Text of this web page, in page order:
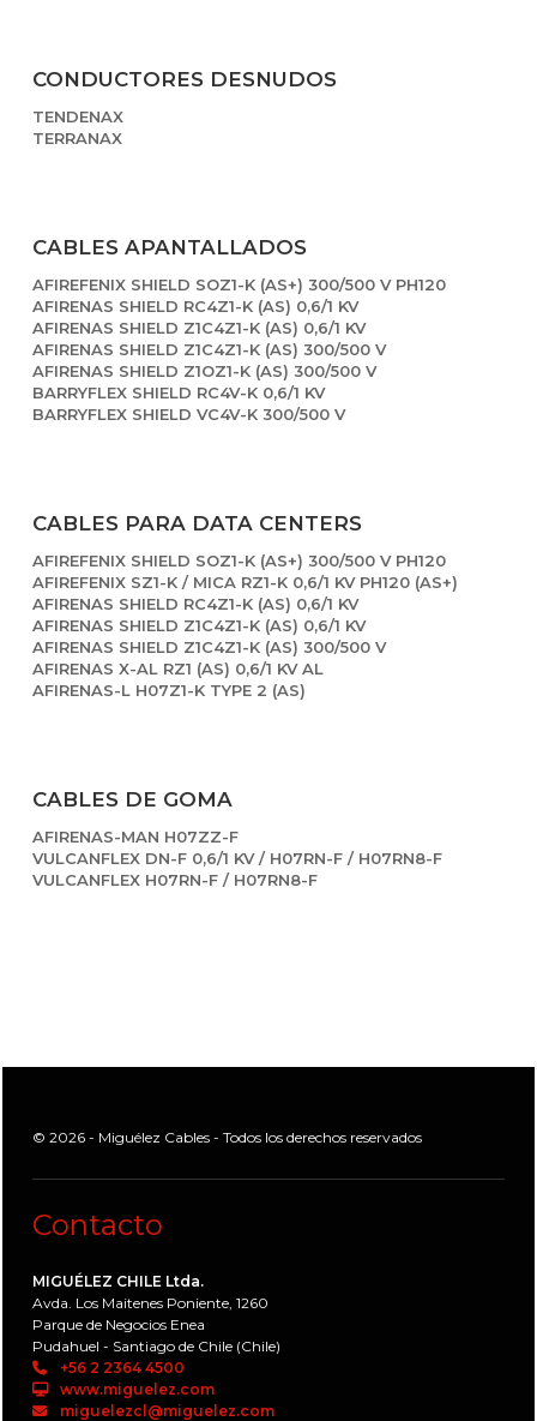
CONDUCTORES DESNUDOS
TENDENAX
TERRANAX
CABLES APANTALLADOS
AFIREFENIX SHIELD SOZ1-K (AS+) 300/500 V PH120
AFIRENAS SHIELD RC4Z1-K (AS) 0,6/1 KV
AFIRENAS SHIELD Z1C4Z1-K (AS) 0,6/1 KV
AFIRENAS SHIELD Z1C4Z1-K (AS) 300/500 V
AFIRENAS SHIELD Z1OZ1-K (AS) 300/500 V
BARRYFLEX SHIELD RC4V-K 0,6/1 KV
BARRYFLEX SHIELD VC4V-K 300/500 V
CABLES PARA DATA CENTERS
AFIREFENIX SHIELD SOZ1-K (AS+) 300/500 V PH120
AFIREFENIX SZ1-K / MICA RZ1-K 0,6/1 KV PH120 (AS+)
AFIRENAS SHIELD RC4Z1-K (AS) 0,6/1 KV
AFIRENAS SHIELD Z1C4Z1-K (AS) 0,6/1 KV
AFIRENAS SHIELD Z1C4Z1-K (AS) 300/500 V
AFIRENAS X-AL RZ1 (AS) 0,6/1 KV AL
AFIRENAS-L H07Z1-K TYPE 2 (AS)
CABLES DE GOMA
AFIRENAS-MAN H07ZZ-F
VULCANFLEX DN-F 0,6/1 KV / H07RN-F / H07RN8-F
VULCANFLEX H07RN-F / H07RN8-F
© 2026 - Miguélez Cables - Todos los derechos reservados
Contacto
MIGUÉLEZ CHILE Ltda.
Avda. Los Maitenes Poniente, 1260
Parque de Negocios Enea
Pudahuel - Santiago de Chile (Chile)
+56 2 2364 4500
www.miguelez.com
miguelezcl@miguelez.com